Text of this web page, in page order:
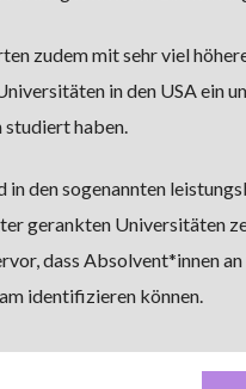
zudem mit sehr viel
in den USA ein
haben.
den sogenannten
gerankten Universitäten
dass Absolvent*innen
identifizieren können.